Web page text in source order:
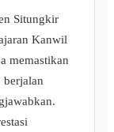
Situngkir
Kanwil
memastikan
berjalan